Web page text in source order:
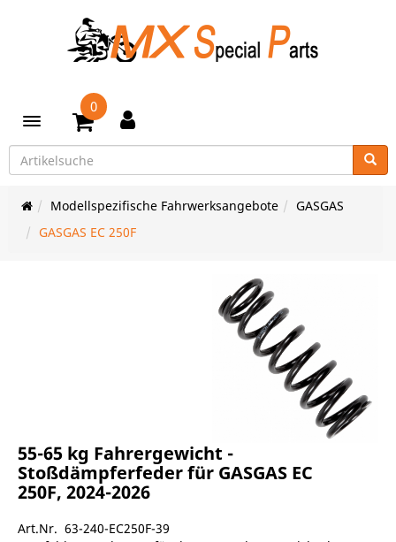
Toggle navigation
0
Modellspezifische Fahrwerksangebote
GASGAS
GASGAS EC 250F
55-65 kg Fahrergewicht -
Stoßdämpferfeder für GASGAS EC
250F, 2024-2026
Art.Nr. 63-240-EC250F-39